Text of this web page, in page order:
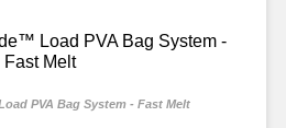
Load PVA Bag System -
Fast Melt
PVA Bag System - Fast Melt